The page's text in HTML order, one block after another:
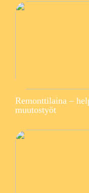
Remonttilaina –
muutostyöt